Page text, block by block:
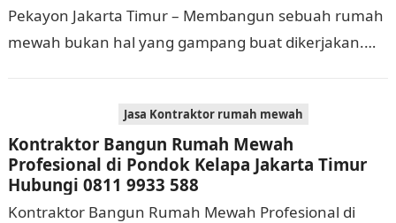
Pekayon Jakarta Timur – Membangun sebuah rumah
mewah bukan hal yang gampang buat dikerjakan.
Jasa Kontraktor rumah mewah
Kontraktor Bangun Rumah Mewah
Profesional di Pondok Kelapa Jakarta Timur
Hubungi 0811 9933 588
Kontraktor Bangun Rumah Mewah Profesional di